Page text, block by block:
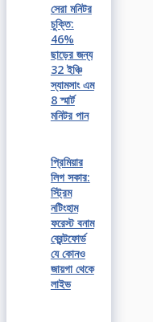
সেরা মনিটর
চুক্তি:
46%
ছাড়ের জন্য
32 ইঞ্চি
স্যামসাং এম
8 স্মার্ট
মনিটর পান
প্রিমিয়ার
লিগ সকার:
স্ট্রিম
নটিংহাম
ফরেস্ট বনাম
ব্রেন্টফোর্ড
যে কোনও
জায়গা থেকে
লাইভ